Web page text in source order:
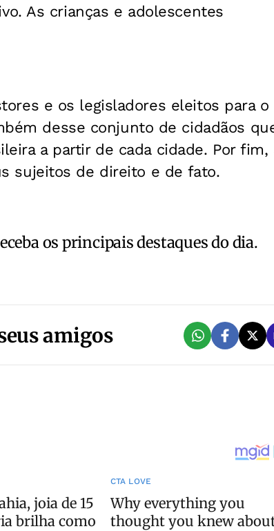
As crianças e adolescentes
e os legisladores eleitos para o
desse conjunto de cidadãos
a partir de cada cidade. Por fim,
sujeitos de direito e de fato.
os principais destaques do dia.
amigos